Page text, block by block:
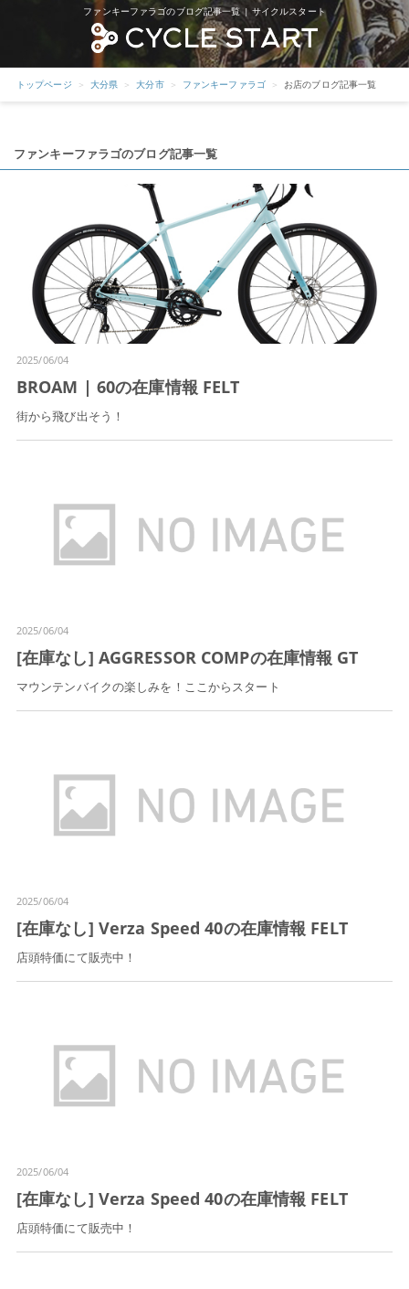
ファンキーファラゴのブログ記事一覧 | サイクルスタート
トップページ 大分県 大分市 ファンキーファラゴ お店のブログ記事一覧
ファンキーファラゴのブログ記事一覧
2025/06/04
BROAM | 60の在庫情報 FELT
街から飛び出そう！
2025/06/04
[在庫なし] AGGRESSOR COMPの在庫情報 GT
マウンテンバイクの楽しみを！ここからスタート
2025/06/04
[在庫なし] Verza Speed 40の在庫情報 FELT
店頭特価にて販売中！
2025/06/04
[在庫なし] Verza Speed 40の在庫情報 FELT
店頭特価にて販売中！